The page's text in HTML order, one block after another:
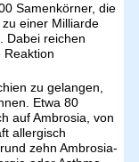
Samenkörner, die
einer Milliarde
Dabei reichen
Reaktion
zu gelangen,
Etwa 80
auf Ambrosia, von
allergisch
zehn Ambrosia-